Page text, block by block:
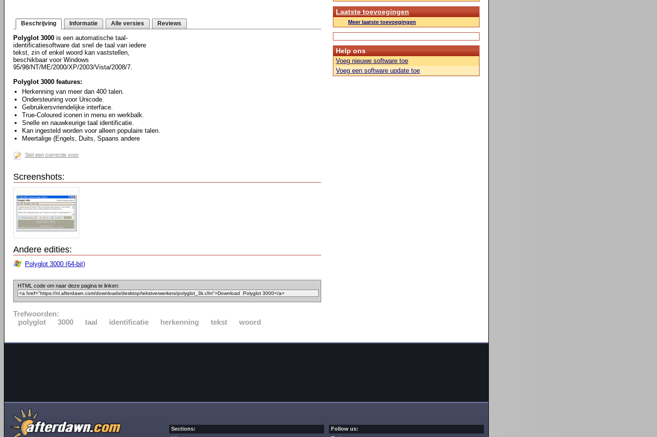
Beschrijving Informatie Alle versies Reviews
Polyglot 3000 is een automatische taal-
identificatiesoftware dat snel de taal van iedere
tekst, zin of enkel woord kan vaststellen,
beschikbaar voor Windows
95/98/NT/ME/2000/XP/2003/Vista/2008/7.
Polyglot 3000 features:
Herkenning van meer dan 400 talen.
Ondersteuning voor Unicode.
Gebruikersvriendelijke interface.
True-Coloured iconen in menu en werkbalk.
Snelle en nauwkeurige taal identificatie.
Kan ingesteld worden voor alleen populaire talen.
Meertalige (Engels, Duits, Spaans andere
Stel een correctie voor
Screenshots:
Andere edities:
Polyglot 3000 (64-bit)
HTML code om naar deze pagina te linken:
Trefwoorden:
polyglot
3000 taal identificatie herkenning tekst woord
Laatste toevoegingen
Meer laatste toevoegingen
Help ons
Voeg nieuwe software toe
Voeg een software update toe
Sections: Follow us: